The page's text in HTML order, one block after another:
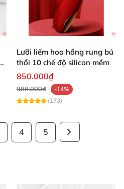
Lưỡi liếm hoa hồng rung bú
thổi 10 chế độ silicon mềm
850.000₫
988.000₫
-14%
(173)
4 5